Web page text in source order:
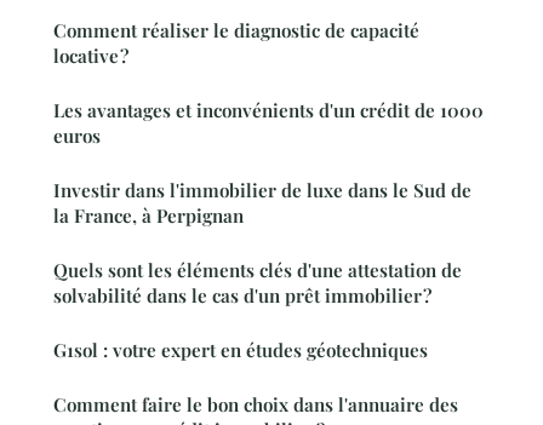
Comment réaliser le diagnostic de capacité
locative ?
Les avantages et inconvénients d'un crédit de 1000
euros
Investir dans l'immobilier de luxe dans le Sud de
la France, à Perpignan
Quels sont les éléments clés d'une attestation de
solvabilité dans le cas d'un prêt immobilier ?
G1sol : votre expert en études géotechniques
Comment faire le bon choix dans l'annuaire des